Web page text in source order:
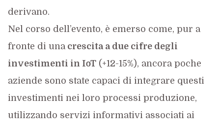
derivano.
Nel corso dell’evento, è emerso come, pur a
fronte di unacrescita a due cifre degli
investimenti in IoT(+12-15%), ancora poche
aziende sono state capaci di integrare questi
investimenti nei loro processi produzione,
utilizzando servizi informativi associati ai